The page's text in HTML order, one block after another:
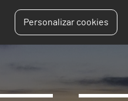
Personalizar cookies